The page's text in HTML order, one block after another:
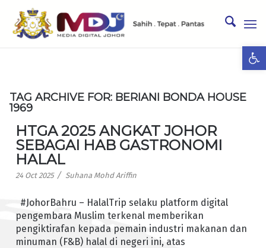
TAG ARCHIVE FOR: BERIANI BONDA HOUSE
1969
HTGA 2025 ANGKAT JOHOR
SEBAGAI HAB GASTRONOMI
HALAL
24 Oct 2025 / Suhana Mohd Ariffin
#JohorBahru – HalalTrip selaku platform digital
pengembara Muslim terkenal memberikan
pengiktirafan kepada pemain industri makanan dan
minuman (F&B) halal di negeri ini, atas